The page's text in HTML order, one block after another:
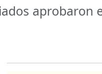
aprobaron